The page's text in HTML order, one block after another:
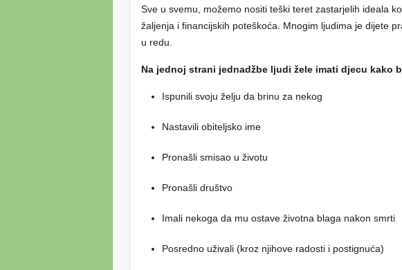
Sve u svemu, možemo nositi teški teret zastarjelih ideala
žaljenja i financijskih poteškoća. Mnogim ljudima je dijete
u redu.
Na jednoj strani jednadžbe ljudi žele imati djecu kako
Ispunili svoju želju da brinu za nekog
Nastavili obiteljsko ime
Pronašli smisao u životu
Pronašli društvo
Imali nekoga da mu ostave životna blaga nakon smrti
Posredno uživali (kroz njihove radosti i postignuća)